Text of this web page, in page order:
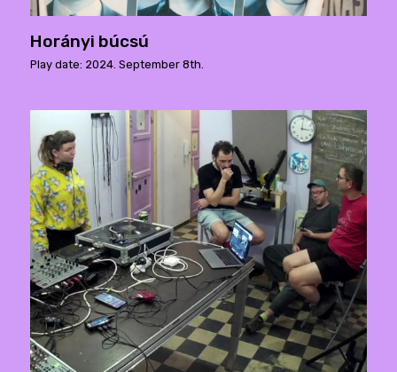
Horányi búcsú
Play date: 2024. September 8th.